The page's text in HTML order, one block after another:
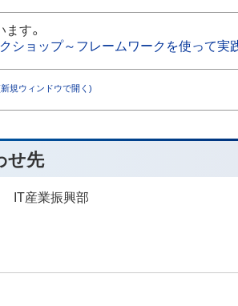
す。
ショップ～フレームワークを使って実
規ウィンドウで開く)
せ先
IT産業振興部